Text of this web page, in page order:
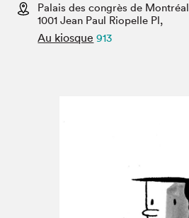
Espace médias
Espace exposant⋅e⋅s
Projets partenaires 2022
Archives
Palais des congrès de Montréal
1001 Jean Paul Riopelle Pl,
Au kiosque 913